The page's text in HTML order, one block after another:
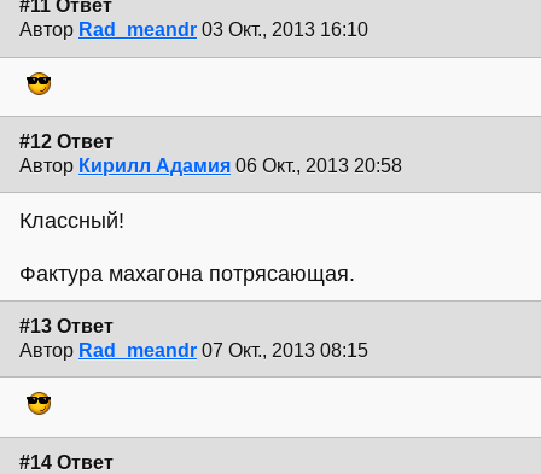
#11 Ответ
Автор Rad_meandr 03 Окт., 2013 16:10
#12 Ответ
Автор Кирилл Адамия 06 Окт., 2013 20:58
Классный!
Фактура махагона потрясающая.
#13 Ответ
Автор Rad_meandr 07 Окт., 2013 08:15
#14 Ответ